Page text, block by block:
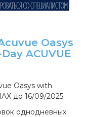
Oasys
ACUVUE
Oasys with
до 16/09/2025
однодневных